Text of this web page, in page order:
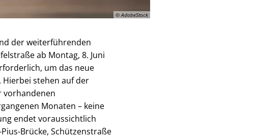
© AdobeStock
der weiterführenden
ab Montag, 8. Juni
um das neue
stehen auf der
vorhandenen
Monaten – keine
endet voraussichtlich
Brücke, Schützenstraße